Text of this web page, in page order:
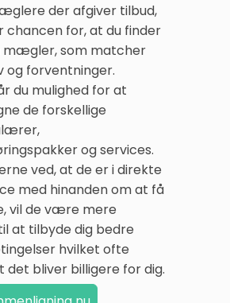
der afgiver tilbud,
chancen for, at du finder
mægler, som matcher
og forventninger.
du mulighed for at
de forskellige
og services.
ved, at de er i direkte
med hinanden om at få
vil de være mere
at tilbyde dig bedre
hvilket ofte
det bliver billigere for dig.